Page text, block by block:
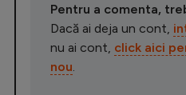
Pentru a comenta,
Dacă ai deja un cont,
nu ai cont, click aici
nou